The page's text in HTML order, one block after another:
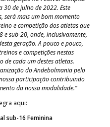
30 de julho de 2022. Este
será mais um bom momento
e competição dos atletas que
e sub-20, onde, inclusivamente,
geração. A pouco e pouco,
e competições nestas
de cada um destes atletas.
do Andebolmania pelo
participação contribuindo
da nossa modalidade.”
aqui:
sub-16 Feminina